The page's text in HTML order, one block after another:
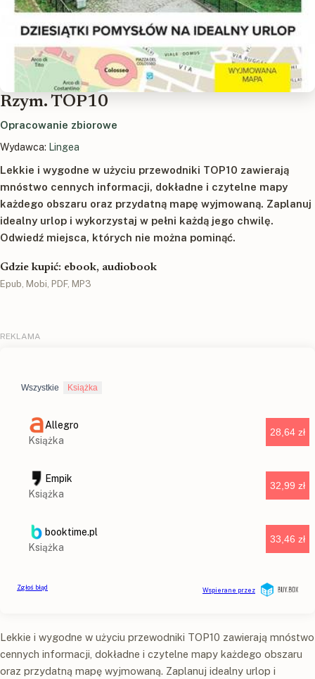
Rzym. TOP10
Opracowanie zbiorowe
Wydawca: Lingea
Lekkie i wygodne w użyciu przewodniki TOP10 zawierają
mnóstwo cennych informacji, dokładne i czytelne mapy
każdego obszaru oraz przydatną mapę wyjmowaną. Zaplanuj
idealny urlop i wykorzystaj w pełni każdą jego chwilę.
Odwiedź miejsca, których nie można pominąć.
Gdzie kupić: ebook, audiobook
Epub, Mobi, PDF, MP3
Lekkie i wygodne w użyciu przewodniki TOP10 zawierają mnóstwo
cennych informacji, dokładne i czytelne mapy każdego obszaru
oraz przydatną mapę wyjmowaną. Zaplanuj idealny urlop i